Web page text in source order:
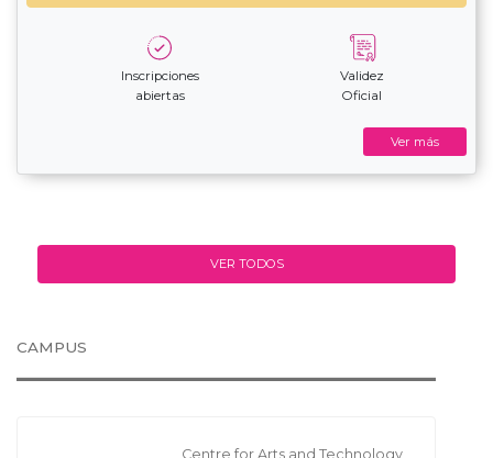
Inscripciones
abiertas
Validez
Oficial
Ver más
VER TODOS
CAMPUS
Centre for Arts and Technology